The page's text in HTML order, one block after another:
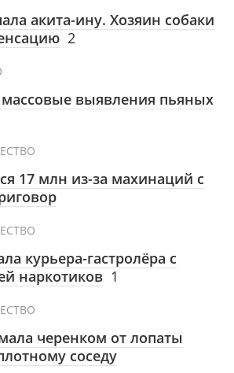
акита-ину. Хозяин собаки
2
выявления пьяных
17 млн из-за махинаций с
курьера-гастролёра с
наркотиков 1
черенком от лопаты
соседу